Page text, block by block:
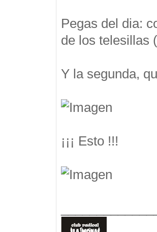
Pegas del dia:
de los telesillas
Y la segunda,
¡¡¡ Esto !!!